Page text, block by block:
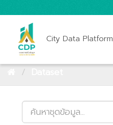
City Data Platform